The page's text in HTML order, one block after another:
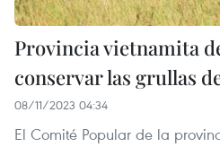
Provincia vietnamita
conservar las grullas
08/11/2023 04:34
El Comité Popular de la